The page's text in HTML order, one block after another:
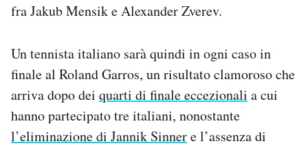
fra Jakub Mensik e Alexander Zverev.
Un tennista italiano sarà quindi in ogni caso in
finale al Roland Garros, un risultato clamoroso che
arriva dopo dei quarti di finale eccezionali a cui
hanno partecipato tre italiani, nonostante
l’eliminazione di Jannik Sinnere l’assenza di